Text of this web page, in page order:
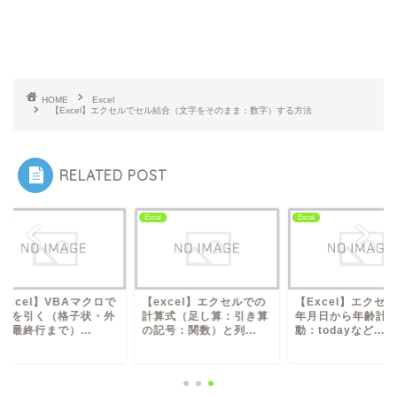
HOME
Excel
【Excel】エクセルでセル結合（文字をそのまま：数字）する方法
RELATED POST
】VBAマクロで
を引く（格子状・外
最終行まで）...
Excel
【excel】エクセルでの
計算式（足し算：引き算
の記号：関数）と列...
Excel
【Excel】エクセル
年月日から年齢計算
動：todayなど...